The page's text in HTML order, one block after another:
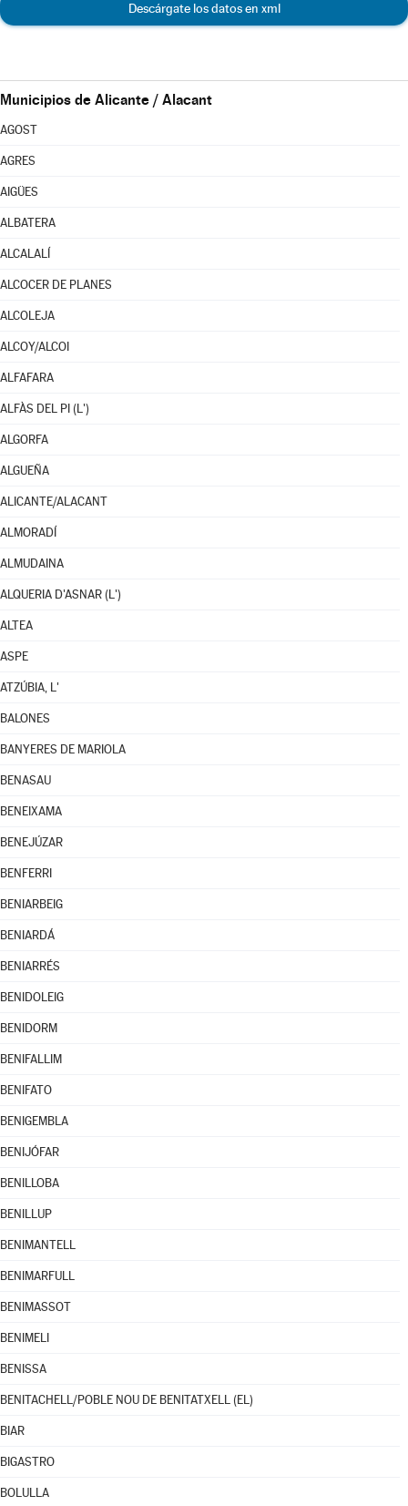
Descárgate los datos en xml
Municipios de Alicante / Alacant
AGOST
AGRES
AIGÜES
ALBATERA
ALCALALÍ
ALCOCER DE PLANES
ALCOLEJA
ALCOY/ALCOI
ALFAFARA
ALFÀS DEL PI (L')
ALGORFA
ALGUEÑA
ALICANTE/ALACANT
ALMORADÍ
ALMUDAINA
ALQUERIA D'ASNAR (L')
ALTEA
ASPE
ATZÚBIA, L'
BALONES
BANYERES DE MARIOLA
BENASAU
BENEIXAMA
BENEJÚZAR
BENFERRI
BENIARBEIG
BENIARDÁ
BENIARRÉS
BENIDOLEIG
BENIDORM
BENIFALLIM
BENIFATO
BENIGEMBLA
BENIJÓFAR
BENILLOBA
BENILLUP
BENIMANTELL
BENIMARFULL
BENIMASSOT
BENIMELI
BENISSA
BENITACHELL/POBLE NOU DE BENITATXELL (EL)
BIAR
BIGASTRO
BOLULLA